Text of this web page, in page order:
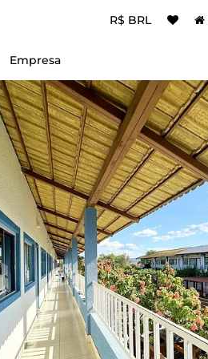
R$ BRL
Empresa
Empresa
Contato
Termos de Uso
Política e Privacidade